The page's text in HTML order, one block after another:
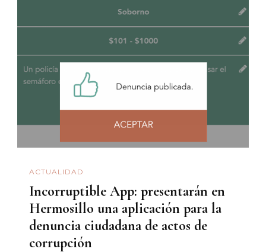
ACTUALIDAD
Incorruptible App: presentarán en
Hermosillo una aplicación para la
denuncia ciudadana de actos de
corrupción